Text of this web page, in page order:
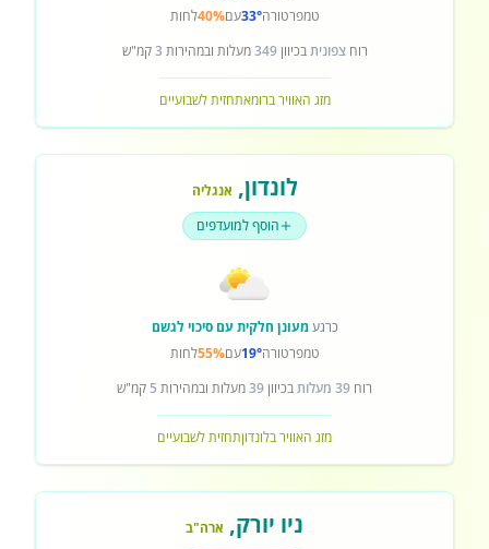
טמפרטורה33°עם40%לחות
רוחצפוניתבכיוון349מעלות ובמהירות 3קמ"ש
מזג האוויר ברומאתחזית לשבועיים
לונדון, אנגליה
הוסף למועדפים
כרגעמעונן חלקית עם סיכוי לגשם
טמפרטורה19°עם55%לחות
רוח 39 מעלות בכיוון39מעלות ובמהירות 5 קמ"ש
מזג האוויר בלונדוןתחזית לשבועיים
ניו יורק, ארה"ב